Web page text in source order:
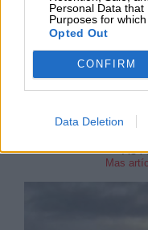
Personal Data
Purposes for
Opted Out
CONFIRM
Data Deletion
Durante el pasado
Vigilancia
dependiente de la
ha detectado un
dióxido de carbono
de 415 ppm (partes
416.7 ppm el día 18
Mas